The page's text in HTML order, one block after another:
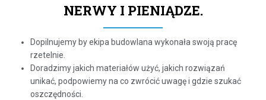
NERWY I PIENIĄDZE.
Dopilnujemy by ekipa budowlana wykonała swoją pracę
rzetelnie.
Doradzimy jakich materiałów użyć, jakich rozwiązań
unikać, podpowiemy na co zwrócić uwagę i gdzie szukać
oszczędności.